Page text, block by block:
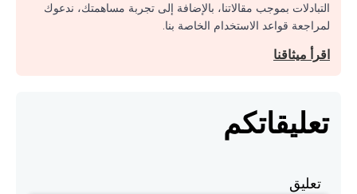
التبادلات بموجب مقالاتنا، بالإضافة إلى تجربة مساهمتك، ندعوك
لمراجعة قواعد الاستخدام الخاصة بنا.
اقرأ ميثاقنا
تعليقاتكم
تعليق